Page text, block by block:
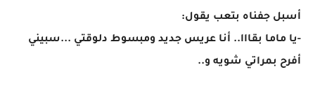
أسبل جفناه بتعب يقول:
-يا ماما بقااا.. أنا عريس جديد ومبسوط دلوقتي ...سبيني
أفرح بمراتي شويه و..